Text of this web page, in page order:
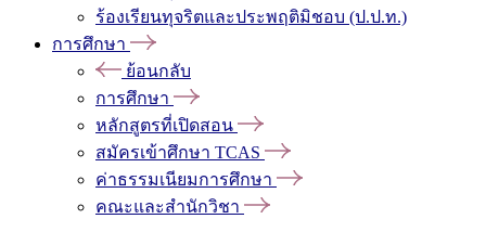
ร้องเรียนทุจริตและประพฤติมิชอบ (ป.ป.ท.)
การศึกษา
ย้อนกลับ
การศึกษา
หลักสูตรที่เปิดสอน
สมัครเข้าศึกษา TCAS
ค่าธรรมเนียมการศึกษา
คณะและสำนักวิชา